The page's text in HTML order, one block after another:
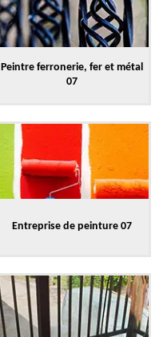
Peintre ferronerie, fer et métal
07
Entreprise de peinture 07